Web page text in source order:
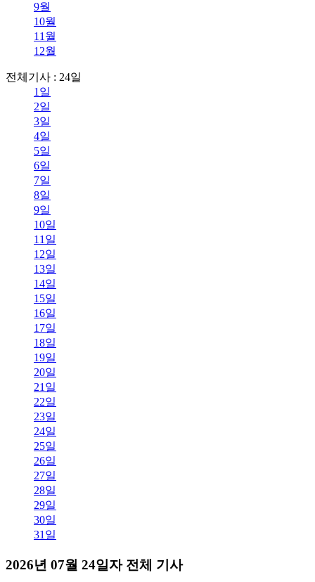
9월
10월
11월
12월
전체기사 : 24일
1일
2일
3일
4일
5일
6일
7일
8일
9일
10일
11일
12일
13일
14일
15일
16일
17일
18일
19일
20일
21일
22일
23일
24일
25일
26일
27일
28일
29일
30일
31일
2026년 07월 24일자 전체 기사